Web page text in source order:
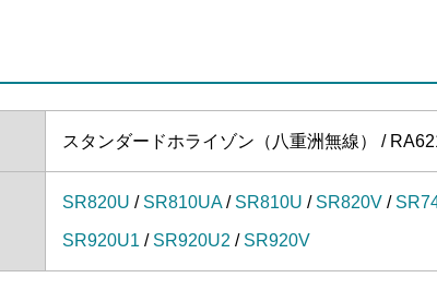
スタンダードホライゾン（八重洲無線） /
SR820U / SR810UA/ SR810U / SR820V /
SR920U1 / SR920U2 / SR920V